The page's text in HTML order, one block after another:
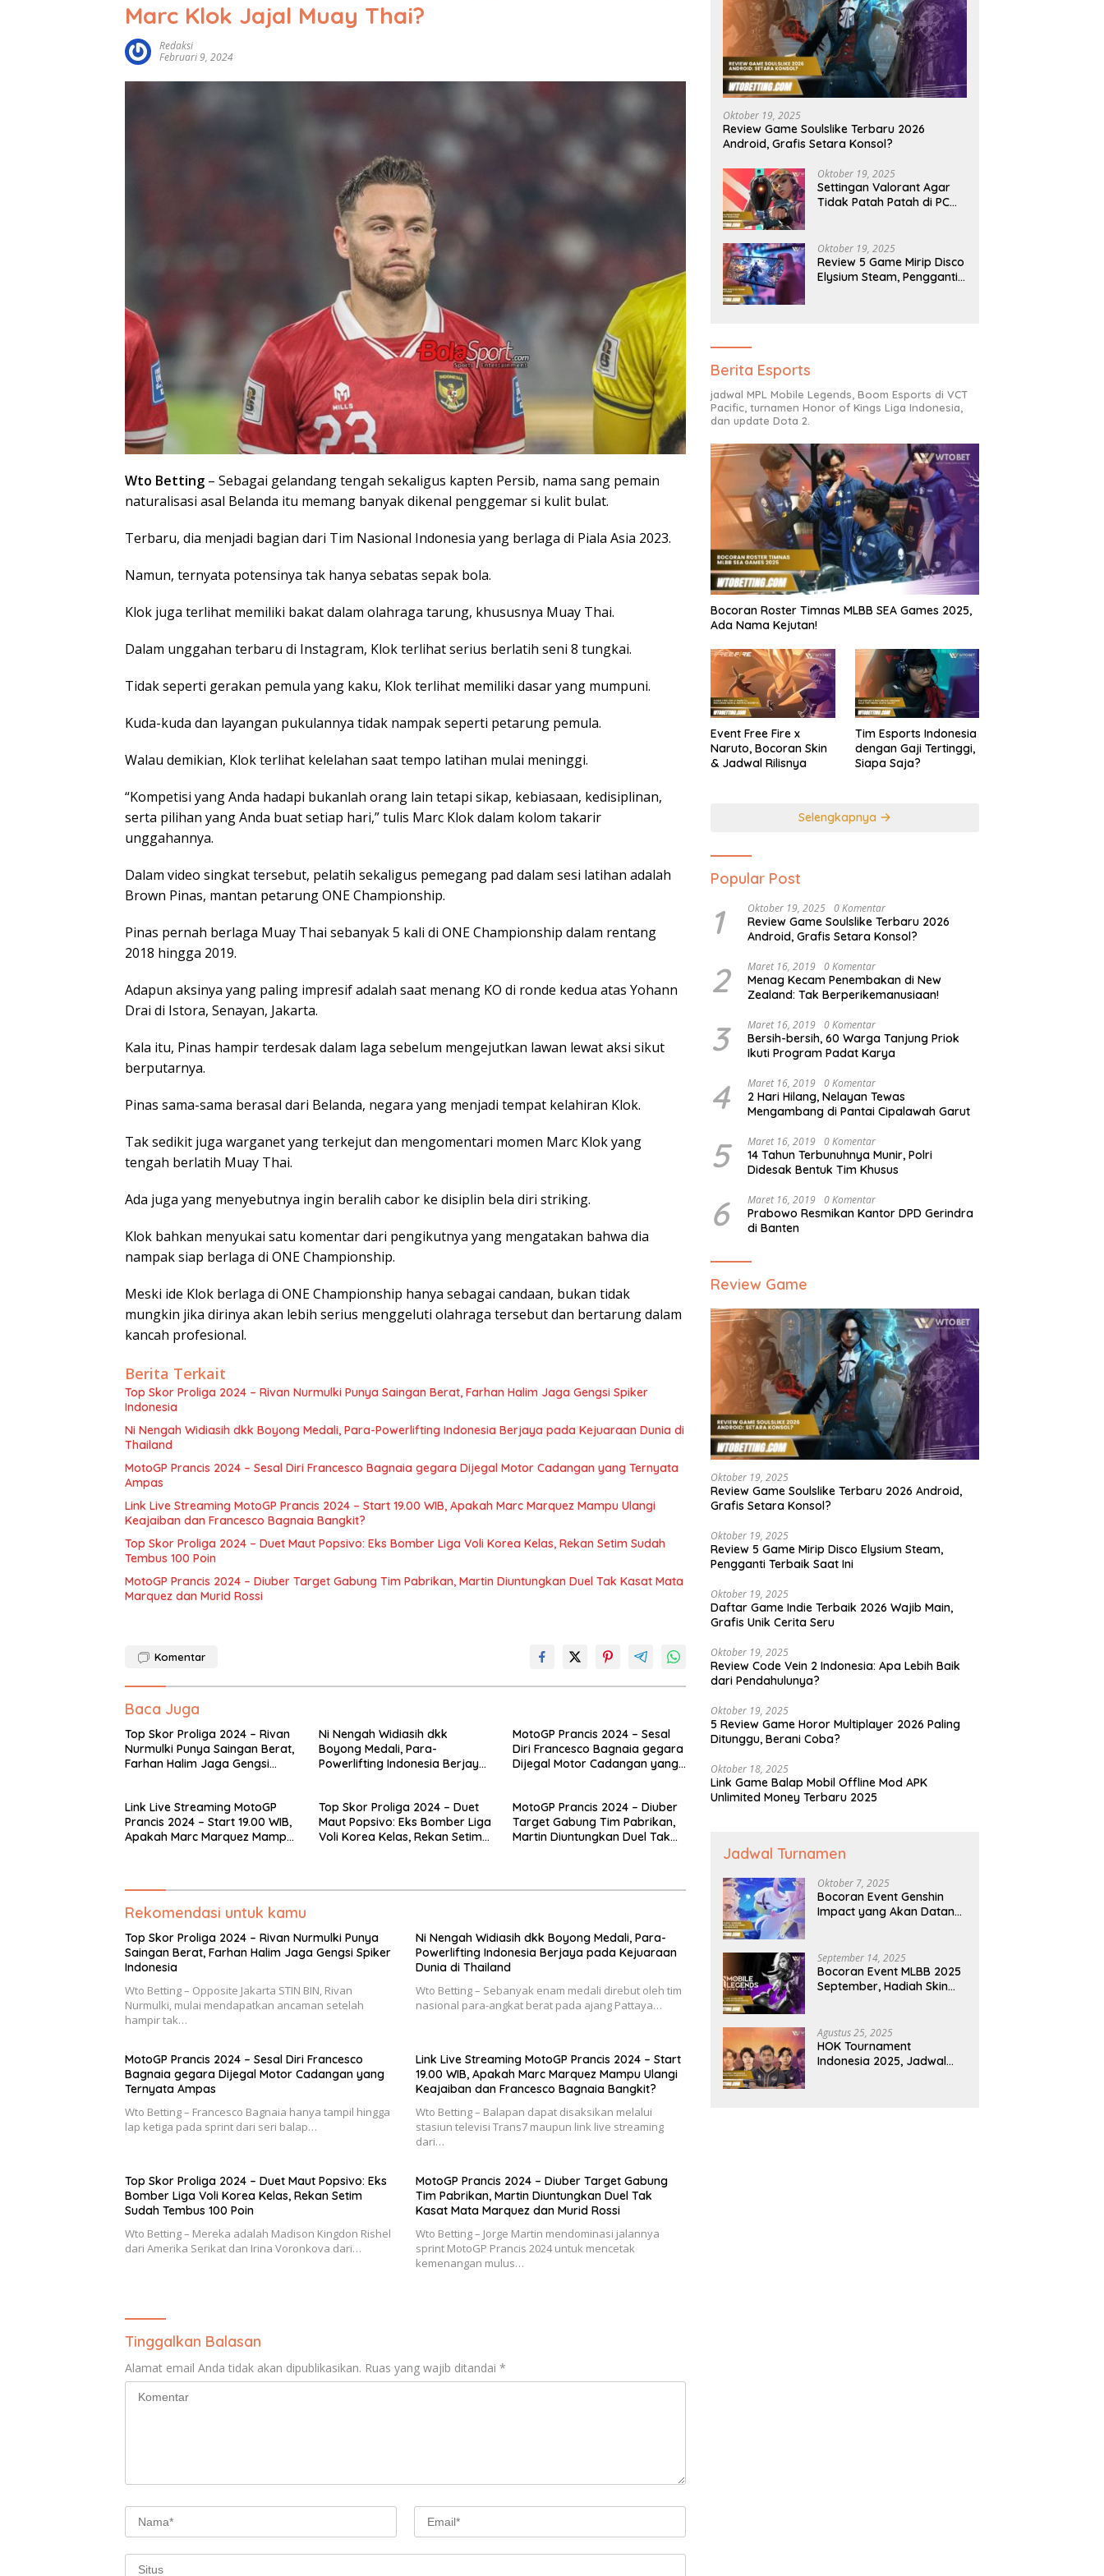
Marc Klok Jajal Muay Thai?
Redaksi
Februari 9, 2024
Wto Betting – Sebagai gelandang tengah sekaligus kapten Persib, nama sang pemain
naturalisasi asal Belanda itu memang banyak dikenal penggemar si kulit bulat.
Terbaru, dia menjadi bagian dari Tim Nasional Indonesia yang berlaga di Piala Asia 2023.
Namun, ternyata potensinya tak hanya sebatas sepak bola.
Klok juga terlihat memiliki bakat dalam olahraga tarung, khususnya Muay Thai.
Dalam unggahan terbaru di Instagram, Klok terlihat serius berlatih seni 8 tungkai.
Tidak seperti gerakan pemula yang kaku, Klok terlihat memiliki dasar yang mumpuni.
Kuda-kuda dan layangan pukulannya tidak nampak seperti petarung pemula.
Walau demikian, Klok terlihat kelelahan saat tempo latihan mulai meninggi.
“Kompetisi yang Anda hadapi bukanlah orang lain tetapi sikap, kebiasaan, kedisiplinan,
serta pilihan yang Anda buat setiap hari,” tulis Marc Klok dalam kolom takarir
unggahannya.
Dalam video singkat tersebut, pelatih sekaligus pemegang pad dalam sesi latihan adalah
Brown Pinas, mantan petarung ONE Championship.
Pinas pernah berlaga Muay Thai sebanyak 5 kali di ONE Championship dalam rentang
2018 hingga 2019.
Adapun aksinya yang paling impresif adalah saat menang KO di ronde kedua atas Yohann
Drai di Istora, Senayan, Jakarta.
Kala itu, Pinas hampir terdesak dalam laga sebelum mengejutkan lawan lewat aksi sikut
berputarnya.
Pinas sama-sama berasal dari Belanda, negara yang menjadi tempat kelahiran Klok.
Tak sedikit juga warganet yang terkejut dan mengomentari momen Marc Klok yang
tengah berlatih Muay Thai.
Ada juga yang menyebutnya ingin beralih cabor ke disiplin bela diri striking.
Klok bahkan menyukai satu komentar dari pengikutnya yang mengatakan bahwa dia
nampak siap berlaga di ONE Championship.
Meski ide Klok berlaga di ONE Championship hanya sebagai candaan, bukan tidak
mungkin jika dirinya akan lebih serius menggeluti olahraga tersebut dan bertarung dalam
kancah profesional.
Berita Terkait
Top Skor Proliga 2024 – Rivan Nurmulki Punya Saingan Berat, Farhan Halim Jaga Gengsi Spiker
Indonesia
Ni Nengah Widiasih dkk Boyong Medali, Para-Powerlifting Indonesia Berjaya pada Kejuaraan Dunia di
Thailand
MotoGP Prancis 2024 – Sesal Diri Francesco Bagnaia gegara Dijegal Motor Cadangan yang Ternyata
Ampas
Link Live Streaming MotoGP Prancis 2024 – Start 19.00 WIB, Apakah Marc Marquez Mampu Ulangi
Keajaiban dan Francesco Bagnaia Bangkit?
Top Skor Proliga 2024 – Duet Maut Popsivo: Eks Bomber Liga Voli Korea Kelas, Rekan Setim Sudah
Tembus 100 Poin
MotoGP Prancis 2024 – Diuber Target Gabung Tim Pabrikan, Martin Diuntungkan Duel Tak Kasat Mata
Marquez dan Murid Rossi
Komentar
Baca Juga
Top Skor Proliga 2024 – Rivan
Nurmulki Punya Saingan Berat,
Farhan Halim Jaga Gengsi
Ni Nengah Widiasih dkk
Boyong Medali, Para-
Powerlifting Indonesia Berjaya
MotoGP Prancis 2024 – Sesal
Diri Francesco Bagnaia gegara
Dijegal Motor Cadangan yang
Link Live Streaming MotoGP
Prancis 2024 – Start 19.00 WIB,
Apakah Marc Marquez Mampu
Top Skor Proliga 2024 – Duet
Maut Popsivo: Eks Bomber Liga
Voli Korea Kelas, Rekan Setim
MotoGP Prancis 2024 – Diuber
Target Gabung Tim Pabrikan,
Martin Diuntungkan Duel Tak
Rekomendasi untuk kamu
Top Skor Proliga 2024 – Rivan Nurmulki Punya
Saingan Berat, Farhan Halim Jaga Gengsi Spiker
Indonesia
Wto Betting – Opposite Jakarta STIN BIN, Rivan
Nurmulki, mulai mendapatkan ancaman setelah
hampir tak…
Ni Nengah Widiasih dkk Boyong Medali, Para-
Powerlifting Indonesia Berjaya pada Kejuaraan
Dunia di Thailand
Wto Betting – Sebanyak enam medali direbut oleh tim
nasional para-angkat berat pada ajang Pattaya…
MotoGP Prancis 2024 – Sesal Diri Francesco
Bagnaia gegara Dijegal Motor Cadangan yang
Ternyata Ampas
Wto Betting – Francesco Bagnaia hanya tampil hingga
lap ketiga pada sprint dari seri balap…
Link Live Streaming MotoGP Prancis 2024 – Start
19.00 WIB, Apakah Marc Marquez Mampu Ulangi
Keajaiban dan Francesco Bagnaia Bangkit?
Wto Betting – Balapan dapat disaksikan melalui
stasiun televisi Trans7 maupun link live streaming
dari…
Top Skor Proliga 2024 – Duet Maut Popsivo: Eks
Bomber Liga Voli Korea Kelas, Rekan Setim
Sudah Tembus 100 Poin
Wto Betting – Mereka adalah Madison Kingdon Rishel
dari Amerika Serikat dan Irina Voronkova dari…
MotoGP Prancis 2024 – Diuber Target Gabung
Tim Pabrikan, Martin Diuntungkan Duel Tak
Kasat Mata Marquez dan Murid Rossi
Wto Betting – Jorge Martin mendominasi jalannya
sprint MotoGP Prancis 2024 untuk mencetak
kemenangan mulus…
Tinggalkan Balasan
Alamat email Anda tidak akan dipublikasikan. Ruas yang wajib ditandai *
Oktober 19, 2025
Review Game Soulslike Terbaru 2026
Android, Grafis Setara Konsol?
Oktober 19, 2025
Settingan Valorant Agar
Tidak Patah Patah di PC
Oktober 19, 2025
Review 5 Game Mirip Disco
Elysium Steam, Pengganti
Berita Esports
jadwal MPL Mobile Legends, Boom Esports di VCT
Pacific, turnamen Honor of Kings Liga Indonesia,
dan update Dota 2.
Bocoran Roster Timnas MLBB SEA Games 2025,
Ada Nama Kejutan!
Event Free Fire x
Naruto, Bocoran Skin
& Jadwal Rilisnya
Tim Esports Indonesia
dengan Gaji Tertinggi,
Siapa Saja?
Selengkapnya
Popular Post
1 Oktober 19, 2025 0 Komentar
Review Game Soulslike Terbaru 2026
Android, Grafis Setara Konsol?
2 Maret 16, 2019 0 Komentar
Menag Kecam Penembakan di New
Zealand: Tak Berperikemanusiaan!
3 Maret 16, 2019 0 Komentar
Bersih-bersih, 60 Warga Tanjung Priok
Ikuti Program Padat Karya
4 Maret 16, 2019 0 Komentar
2 Hari Hilang, Nelayan Tewas
Mengambang di Pantai Cipalawah Garut
5 Maret 16, 2019 0 Komentar
14 Tahun Terbunuhnya Munir, Polri
Didesak Bentuk Tim Khusus
6 Maret 16, 2019 0 Komentar
Prabowo Resmikan Kantor DPD Gerindra
di Banten
Review Game
Oktober 19, 2025
Review Game Soulslike Terbaru 2026 Android,
Grafis Setara Konsol?
Oktober 19, 2025
Review 5 Game Mirip Disco Elysium Steam,
Pengganti Terbaik Saat Ini
Oktober 19, 2025
Daftar Game Indie Terbaik 2026 Wajib Main,
Grafis Unik Cerita Seru
Oktober 19, 2025
Review Code Vein 2 Indonesia: Apa Lebih Baik
dari Pendahulunya?
Oktober 19, 2025
5 Review Game Horor Multiplayer 2026 Paling
Ditunggu, Berani Coba?
Oktober 18, 2025
Link Game Balap Mobil Offline Mod APK
Unlimited Money Terbaru 2025
Jadwal Turnamen
Oktober 7, 2025
Bocoran Event Genshin
Impact yang Akan Datang:
September 14, 2025
Bocoran Event MLBB 2025
September, Hadiah Skin
Agustus 25, 2025
HOK Tournament
Indonesia 2025, Jadwal